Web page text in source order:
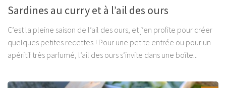
Sardines au curry et à l’ail des ours
C’est la pleine saison de l’ail des ours, et j’en profite pour créer
quelques petites recettes ! Pour une petite entrée ou pour un
apéritif très parfumé, l’ail des ours s’invite dans une boîte...